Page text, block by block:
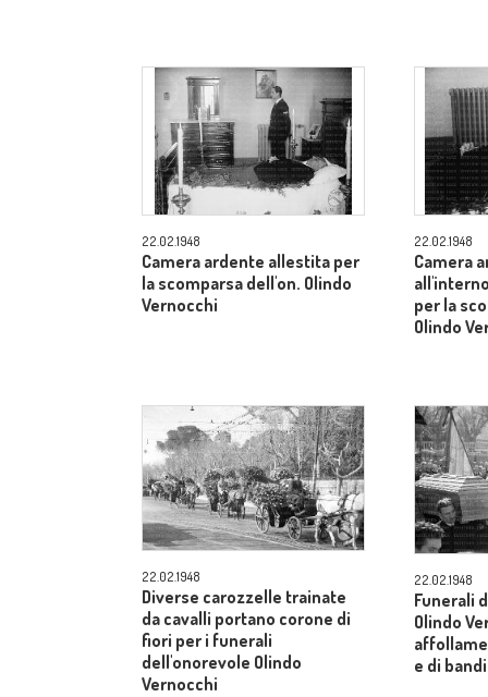
22.02.1948
Camera ardente allestita per
la scomparsa dell'on. Olindo
Vernocchi
22.02.1948
Camera
per la
Olindo
22.02.1948
Diverse carozzelle trainate
da cavalli portano corone di
fiori per i funerali
dell'onorevole Olindo
Vernocchi
22.02.1948
Funerali
Olindo
e di